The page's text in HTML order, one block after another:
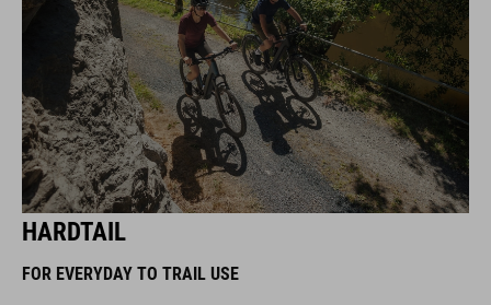
HARDTAIL
FOR EVERYDAY TO TRAIL USE